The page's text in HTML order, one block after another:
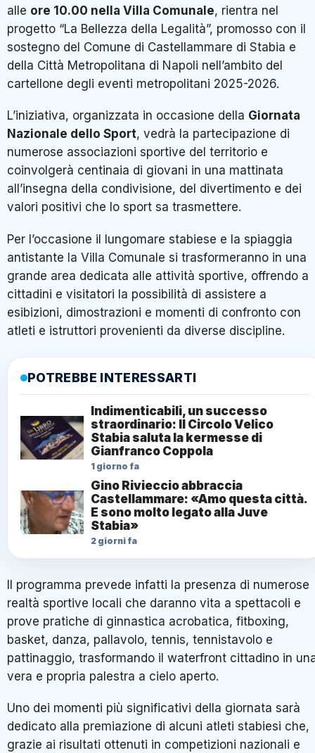
alle ore 10.00 nella Villa Comunale, rientra nel
progetto “La Bellezza della Legalità”, promosso con il
sostegno del Comune di Castellammare di Stabia e
della Città Metropolitana di Napoli nell’ambito del
cartellone degli eventi metropolitani 2025-2026.
L’iniziativa, organizzata in occasione della Giornata
Nazionale dello Sport, vedrà la partecipazione di
numerose associazioni sportive del territorio e
coinvolgerà centinaia di giovani in una mattinata
all’insegna della condivisione, del divertimento e dei
valori positivi che lo sport sa trasmettere.
Per l’occasione il lungomare stabiese e la spiaggia
antistante la Villa Comunale si trasformeranno in una
grande area dedicata alle attività sportive, offrendo a
cittadini e visitatori la possibilità di assistere a
esibizioni, dimostrazioni e momenti di confronto con
atleti e istruttori provenienti da diverse discipline.
POTREBBE INTERESSARTI
Indimenticabili, un successo
straordinario: Il Circolo Velico
Stabia saluta la kermesse di
Gianfranco Coppola
1 giorno fa
Gino Rivieccio abbraccia
Castellammare: «Amo questa città.
E sono molto legato alla Juve
Stabia»
2 giorni fa
Il programma prevede infatti la presenza di numerose
realtà sportive locali che daranno vita a spettacoli e
prove pratiche di ginnastica acrobatica, fitboxing,
basket, danza, pallavolo, tennis, tennistavolo e
pattinaggio, trasformando il waterfront cittadino in
vera e propria palestra a cielo aperto.
Uno dei momenti più significativi della giornata sarà
dedicato alla premiazione di alcuni atleti stabiesi che,
grazie ai risultati ottenuti in competizioni nazionali e